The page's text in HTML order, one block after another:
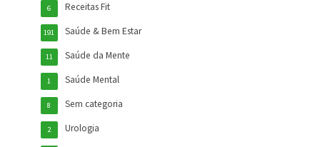
Receitas Fit
6
Saúde & Bem Estar
191
Saúde da Mente
11
Saúde Mental
1
Sem categoria
8
Urologia
2